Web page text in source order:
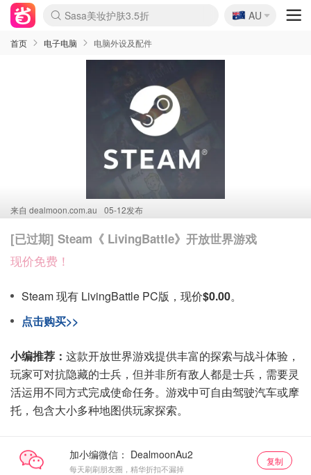
lululemon折扣上新
Sasa美妆护肤3.5折
SSENSE年中2.5折
FreshBeauty好价汇总
Cettire降价+叠9折
WWS Coles超市实拍
viagogo二手票捡漏
Myer超级周末
The Outnet奢牌1折起
David Jones 3折起
Flannels大牌1折
Perfumes Club护肤1折
AMIRO面罩$251
Amazon折扣汇总
eToro入金$200送$50
Amazon数码好物
ICONIC本周7.5折
ThedoubleF高奢地板价
Moose Knuckles 6折
丝芙兰5折起
EUFY摄像头$98
Selenichast首饰2折
Trip机票酒店促销
YSL送5件彩妆礼
Amazon家居好物
Amazon美妆护肤
雅漾大喷$8
过敏原检测盒$33
伊索独家赠50ml沐浴露
科颜氏高保湿面霜$29
SEALIFE海洋馆门票6折
丝塔芙大白罐$16
订阅Newsletter送香薰
Cult Beauty 6.8折
Harrods圣诞日历$525
LN-CC奢牌私促3折
d'Alba空姐喷雾$16
EVE LOM套装£56
Bernardelli独家4折
Adore Beauty 6折起
CT圣诞日历
Mytheresa奢品2.7折
Luxury Escapes 9折
Currentbody美容仪$881
MOON Garden Live
Roborock扫地机$649
Tingo Life水杯$24
Valentino官网5折
CR洗护套装$23
修丽可4件套$159
Myer彩妆2件7折
GANNI官网4.5折
Stylevana韩妆4折
Tessabit高奢8.5折
OGX洗发水$11
Amazon阿德莱德次日达
卡诗8.5折+赠礼
Philips Hue灯具8折
🇦🇺
AU
首页 电子电脑 电脑外设及配件
来自 dealmoon.com.au 05-12发布
[已过期] Steam《 LivingBattle》开放世界游戏
现价免费！
Steam 现有 LivingBattle PC版，现价$0.00。
点击购买>>
小编推荐： 这款开放世界游戏提供丰富的探索与战斗体验，
玩家可对抗隐藏的士兵，但并非所有敌人都是士兵，需要灵
活运用不同方式完成使命任务。游戏中可自由驾驶汽车或摩
托，包含大小多种地图供玩家探索。
加小编微信：
每天刷刷朋友圈，精华折扣不漏掉
复制